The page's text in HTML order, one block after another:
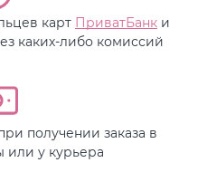
карт ПриватБанк и
каких-либо комиссий
получении заказа в
или у курьера